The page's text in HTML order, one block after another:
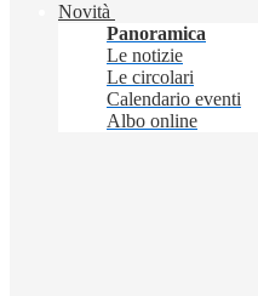
Novità
Panoramica
Le notizie
Le circolari
Calendario eventi
Albo online